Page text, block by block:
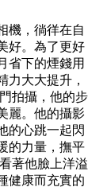
機，徜徉在自
好。為了更好
省下的煙錢用
力大大提升，
拍攝，他的步
麗。他的攝影
的心跳一起閃
的力量，撫平
著他臉上洋溢
健康而充實的